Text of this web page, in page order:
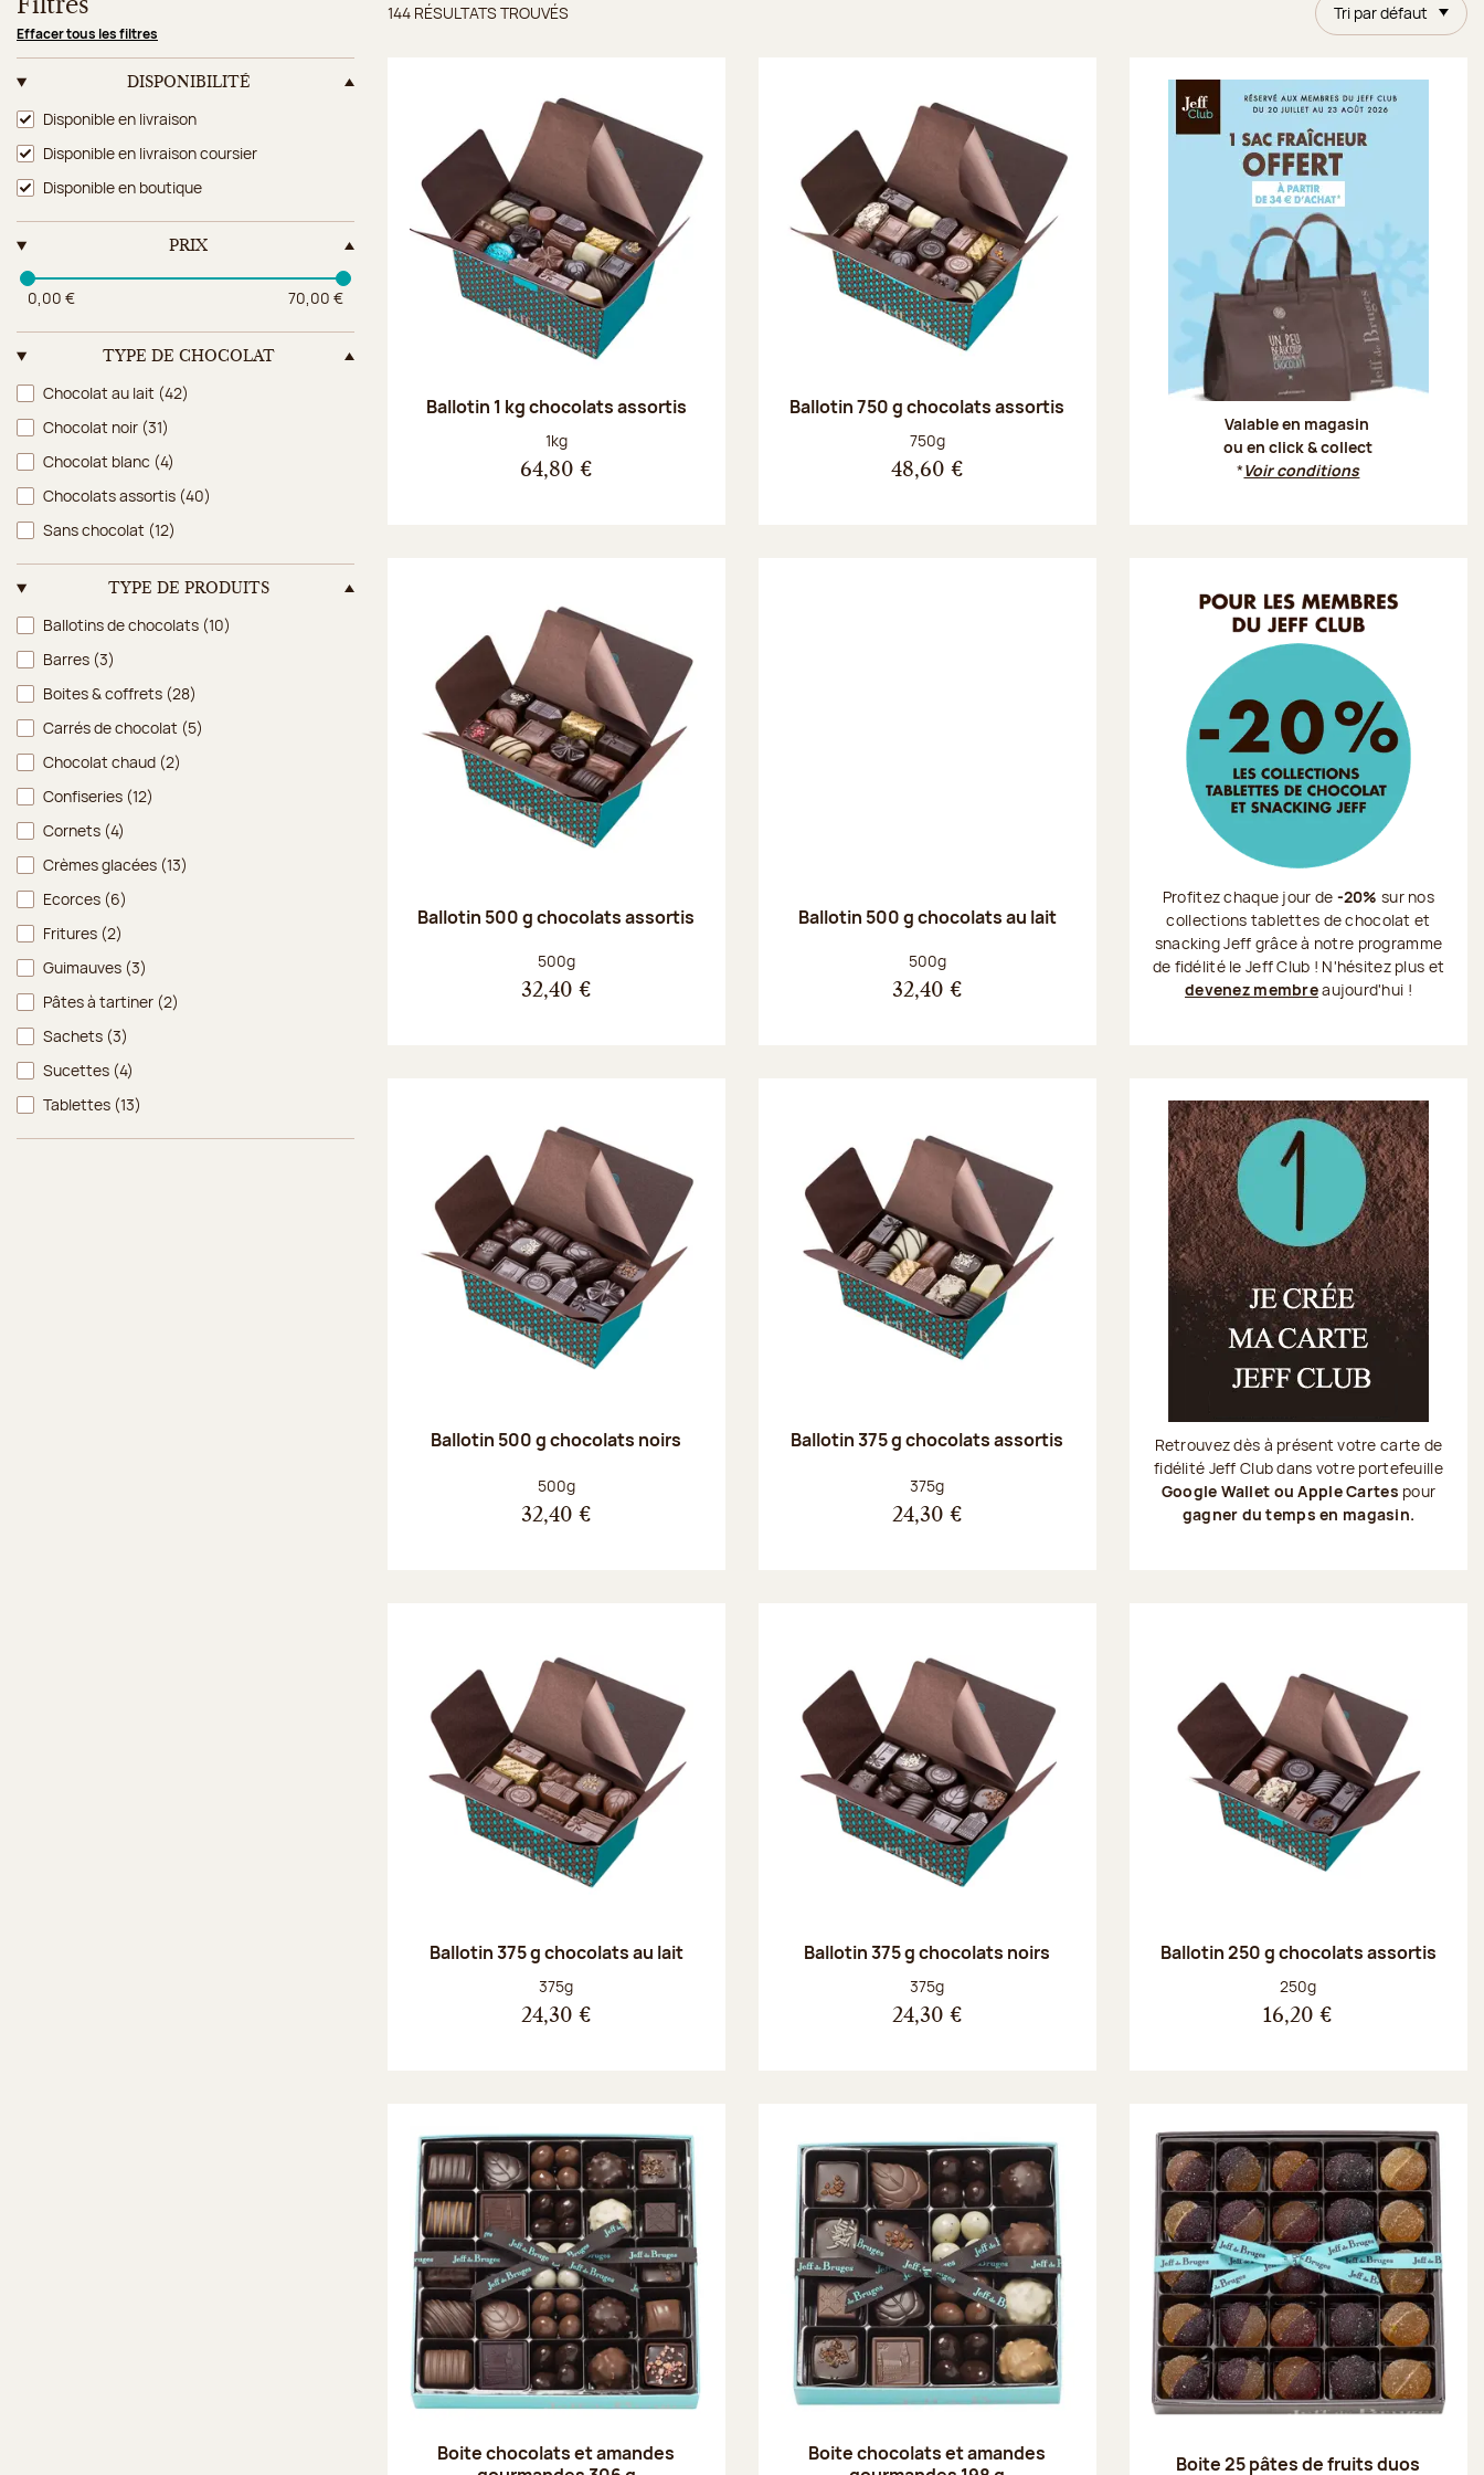
Filtres
Effacer tous les filtres
DISPONIBILITÉ
Disponibilité
Disponible en livraison
Disponible en livraison coursier
Disponible en boutique
PRIX
0,00 € 70,00 €
TYPE DE CHOCOLAT
Type de chocolat
Chocolat au lait (42)
Chocolat noir (31)
Chocolat blanc (4)
Chocolats assortis (40)
Sans chocolat (12)
TYPE DE PRODUITS
Type de produits
Ballotins de chocolats (10)
Barres (3)
Boites & coffrets (28)
Carrés de chocolat (5)
Chocolat chaud (2)
Confiseries (12)
Cornets (4)
Crèmes glacées (13)
Ecorces (6)
Fritures (2)
Guimauves (3)
Pâtes à tartiner (2)
Sachets (3)
Sucettes (4)
Tablettes (13)
Tri par défaut
Résultats trouvés
144 RÉSULTATS TROUVÉS
Ballotin 1 kg chocolats assortis
Poids net :
1kg
64,80 €
Ballotin 750 g chocolats assortis
Poids net :
750g
48,60 €
Valable en magasin
ou en click & collect
*Voir conditions
Ballotin 500 g chocolats assortis
Poids net :
500g
32,40 €
Ballotin 500 g chocolats au lait
Poids net :
500g
32,40 €
Profitez chaque jour de -20% sur nos
collections tablettes de chocolat et
snacking Jeff grâce à notre programme
de fidélité le Jeff Club ! N'hésitez plus et
devenez membreaujourd'hui !
Ballotin 500 g chocolats noirs
Poids net :
500g
32,40 €
Ballotin 375 g chocolats assortis
Poids net :
375g
24,30 €
Retrouvez dès à présent votre carte de
fidélité Jeff Club dans votre portefeuille
Google Wallet ou Apple Cartes pour
gagner du temps en magasin.
Ballotin 375 g chocolats au lait
Poids net :
375g
24,30 €
Ballotin 375 g chocolats noirs
Poids net :
375g
24,30 €
Ballotin 250 g chocolats assortis
Poids net :
250g
16,20 €
Boite chocolats et amandes
Boite chocolats et amandes
Boite 25 pâtes de fruits duos